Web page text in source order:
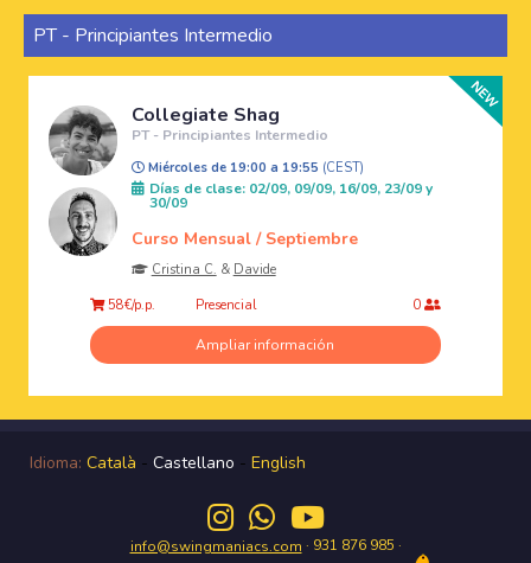
PT - Principiantes Intermedio
Collegiate Shag
PT - Principiantes Intermedio
Miércoles de 19:00 a 19:55 (CEST)
Días de clase: 02/09, 09/09, 16/09, 23/09 y
30/09
Curso Mensual / Septiembre
Cristina C. & Davide
58€/p.p.
Presencial 0
Ampliar información
Idioma: Català - Castellano - English
info@swingmaniacs.com · 931 876 985 ·